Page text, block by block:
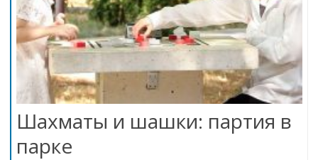
Шахматы и шашки: партия в
парке